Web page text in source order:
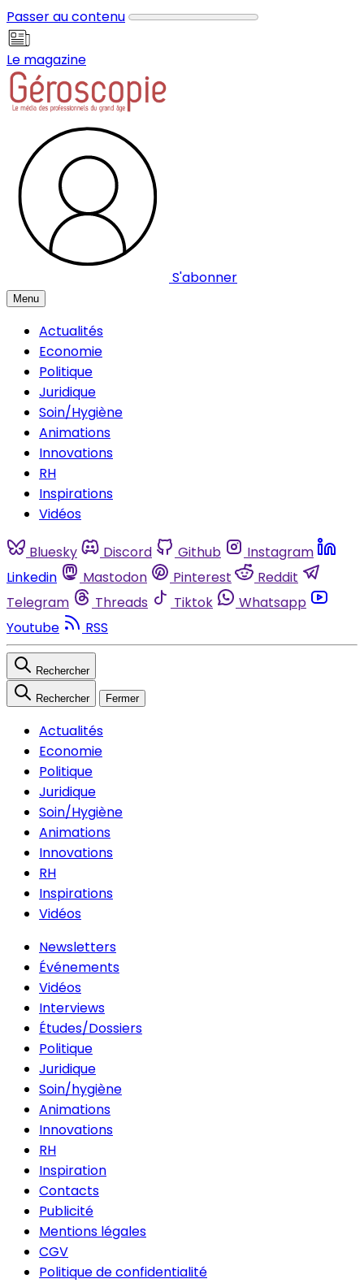
Passer au contenu
Le magazine
S'abonner
Menu
Actualités
Economie
Politique
Juridique
Soin/Hygiène
Animations
Innovations
RH
Inspirations
Vidéos
Bluesky Discord Github
Instagram
Linkedin
Mastodon Pinterest
Reddit
Telegram
Threads Tiktok
Whatsapp
Youtube
RSS
Rechercher
Rechercher Fermer
Actualités
Economie
Politique
Juridique
Soin/Hygiène
Animations
Innovations
RH
Inspirations
Vidéos
Newsletters
Événements
Vidéos
Interviews
Études/Dossiers
Politique
Juridique
Soin/hygiène
Animations
Innovations
RH
Inspiration
Contacts
Publicité
Mentions légales
CGV
Politique de confidentialité
Panneau de gestion des cookies